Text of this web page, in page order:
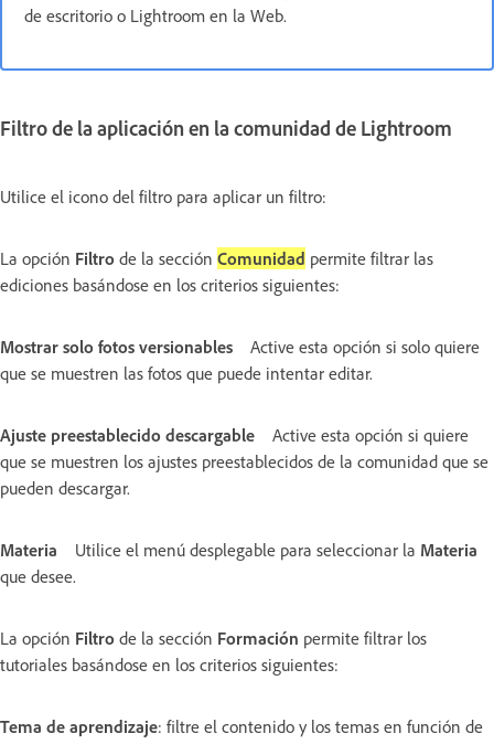
de escritorio o Lightroom en la Web.
Filtro de la aplicación en la comunidad de Lightroom
Utilice el icono del filtro para aplicar un filtro:
La opción Filtro de la sección Comunidad permite filtrar las
ediciones basándose en los criterios siguientes:
Mostrar solo fotos versionables
Active esta opción si solo quiere
que se muestren las fotos que puede intentar editar.
Ajuste preestablecido descargable
Active esta opción si quiere
que se muestren los ajustes preestablecidos de la comunidad que se
pueden descargar.
Materia Utilice el menú desplegable para seleccionar la Materia
que desee.
La opción Filtro de la sección Formación permite filtrar los
tutoriales basándose en los criterios siguientes:
Tema de aprendizaje: filtre el contenido y los temas en función de